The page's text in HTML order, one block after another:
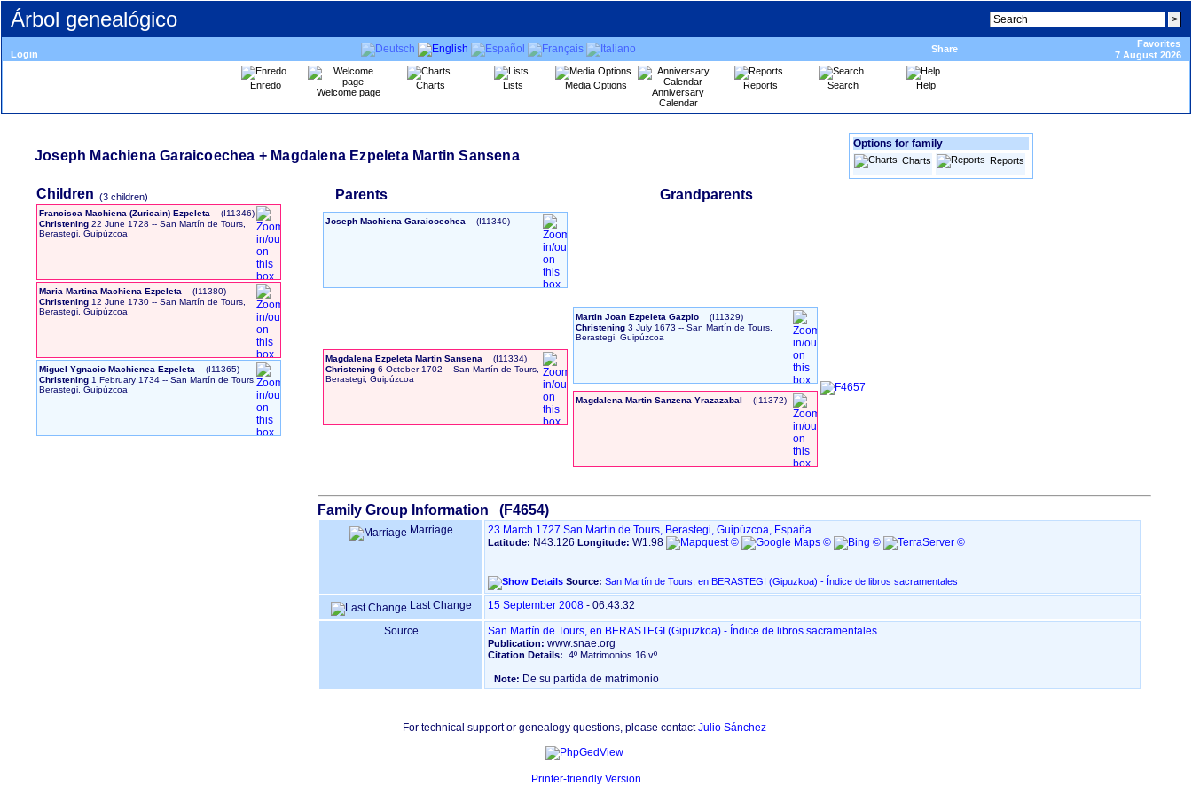
Árbol genealógico
Login Share
Favorites
7 August 2026
Enredo
Welcome page
Charts Lists Media Options
Anniversary
Calendar
Reports Search Help
Joseph Machiena Garaicoechea + Magdalena Ezpeleta Martin Sansena
Options for family
Charts Reports
Children ‎(3 children)‎
Francisca Machiena ‏(Zuricain)‏ Ezpeleta
‎(I11346)‎
Christening 22 June 1728 -- San Martín de Tours,
Berastegi, Guipúzcoa
Maria Martina Machiena Ezpeleta
‎(I11380)‎
Christening 12 June 1730 -- San Martín de Tours,
Berastegi, Guipúzcoa
Miguel Ygnacio Machienea Ezpeleta
‎(I11365)‎
Christening 1 February 1734 -- San Martín de Tours,
Berastegi, Guipúzcoa
Parents Grandparents
Joseph Machiena Garaicoechea ‎(I11340)‎
Magdalena Ezpeleta Martin Sansena
‎(I11334)‎
Christening 6 October 1702 -- San Martín de Tours,
Berastegi, Guipúzcoa
Martin Joan Ezpeleta Gazpio
‎(I11329)‎
Christening 3 July 1673 -- San Martín de Tours,
Berastegi, Guipúzcoa
Magdalena Martin Sanzena Yrazazabal ‎(I11372)‎
Family Group Information (F4654)
Marriage 23 March 1727 San Martín de Tours, Berastegi, Guipúzcoa, España
Latitude: N43.126 Longitude: W1.98
Source: San Martín de Tours, en BERASTEGI ‏(Gipuzkoa)‏ - Índice de libros sacramentales
Last Change 15 September 2008 - 06:43:32
Source San Martín de Tours, en BERASTEGI ‏(Gipuzkoa)‏ - Índice de libros sacramentales
Publication: www.snae.org
Citation Details: 4º Matrimonios 16 vº
Note: De su partida de matrimonio
For technical support or genealogy questions, please contactJulio Sánchez
Printer-friendly Version